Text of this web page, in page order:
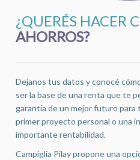
¿QUERÉS HACER
AHORROS?
Dejanos tus datos y conocé
ser la base de una renta que te
garantía de un mejor futuro
primer proyecto personal o una
importante rentabilidad.
Campiglia Pilay propone una